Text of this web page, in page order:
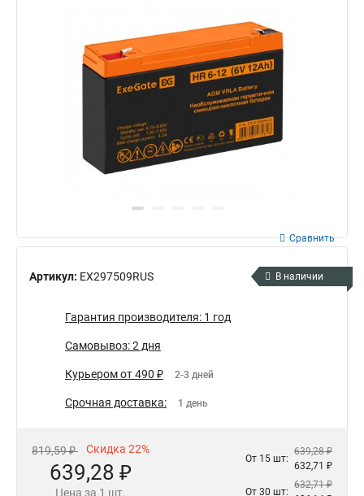
Артикул: EX297509RUS
Сравнить
В наличии
Гарантия производителя: 1 год
Самовывоз: 2 дня
Курьером от 490 ₽ 2-3 дней
Срочная доставка: 1 день
819,59 ₽ Скидка 22%
639,28 ₽
Цена за 1 шт.
От 15 шт:
639,28 ₽
632,71 ₽
От 30 шт:
632,71 ₽